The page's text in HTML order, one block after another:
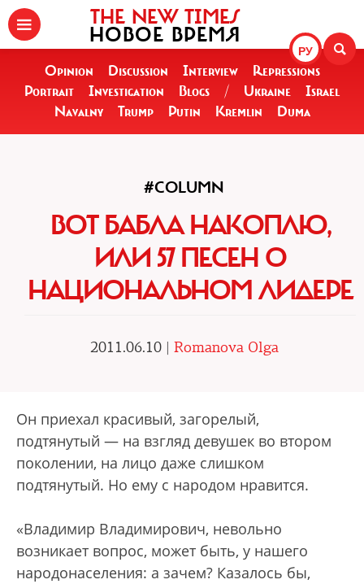
РУ
THE NEW TIMES
НОВОЕ ВРЕМЯ
Opinion Discussion Interview
Repressions
Portrait
Investigation Blogs / Ukraine
Israel
Navalny
Trump Putin Kremlin Duma
#COLUMN
ВОТ БАБЛА НАКОПЛЮ,
ИЛИ 57 ПЕСЕН О
НАЦИОНАЛЬНОМ ЛИДЕРЕ
2011.06.10 | Romanova Olga
Он приехал красивый, загорелый,
подтянутый — на взгляд девушек во втором
поколении, на лицо даже слишком
подтянутый. Но ему с народом нравится.
«Владимир Владимирович, невольно
возникает вопрос, может быть, у нашего
народонаселения: а зачем? Казалось бы,